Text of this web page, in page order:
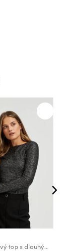
Černý třpytivý top s dlouhým rukávem